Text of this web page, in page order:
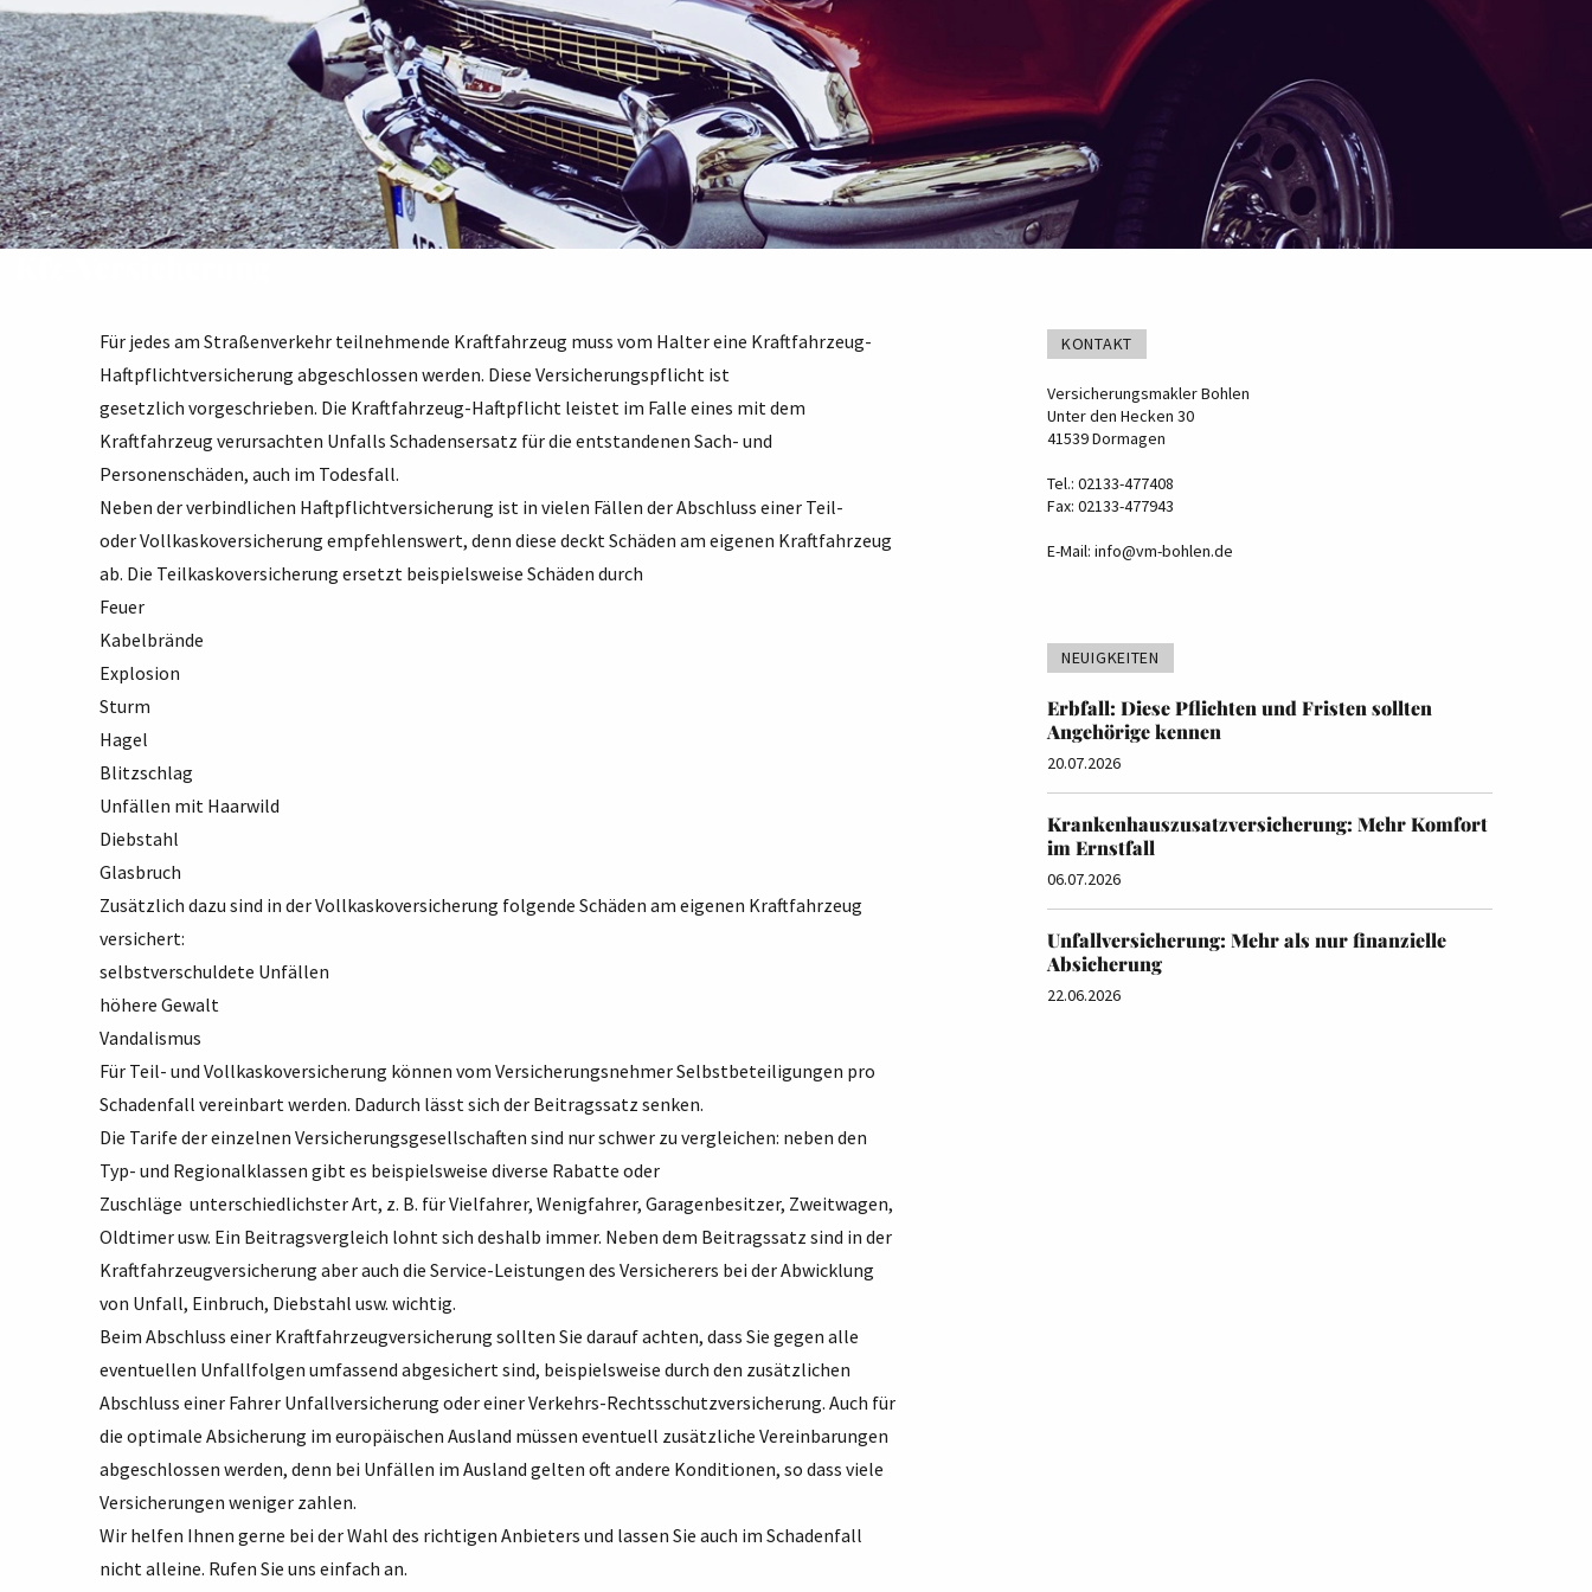
Für jedes am Straßenverkehr teilnehmende Kraftfahrzeug muss vom Halter eine Kraftfahrzeug-
Haftpflichtversicherung abgeschlossen werden. Diese Versicherungspflicht ist
gesetzlich vorgeschrieben. Die Kraftfahrzeug-Haftpflicht leistet im Falle eines mit dem
Kraftfahrzeug verursachten Unfalls Schadensersatz für die entstandenen Sach- und
Personenschäden, auch im Todesfall.
Neben der verbindlichen Haftpflichtversicherung ist in vielen Fällen der Abschluss einer Teil-
oder Vollkaskoversicherung empfehlenswert, denn diese deckt Schäden am eigenen Kraftfahrzeug
ab. Die Teilkaskoversicherung ersetzt beispielsweise Schäden durch
Feuer
Kabelbrände
Explosion
Sturm
Hagel
Blitzschlag
Unfällen mit Haarwild
Diebstahl
Glasbruch
Zusätzlich dazu sind in der Vollkaskoversicherung folgende Schäden am eigenen Kraftfahrzeug
versichert:
selbstverschuldete Unfällen
höhere Gewalt
Vandalismus
Für Teil- und Vollkaskoversicherung können vom Versicherungsnehmer Selbstbeteiligungen pro
Schadenfall vereinbart werden. Dadurch lässt sich der Beitragssatz senken.
Die Tarife der einzelnen Versicherungsgesellschaften sind nur schwer zu vergleichen: neben den
Typ- und Regionalklassen gibt es beispielsweise diverse Rabatte oder
Zuschläge unterschiedlichster Art, z. B. für Vielfahrer, Wenigfahrer, Garagenbesitzer, Zweitwagen,
Oldtimer usw. Ein Beitragsvergleich lohnt sich deshalb immer. Neben dem Beitragssatz sind in der
Kraftfahrzeugversicherung aber auch die Service-Leistungen des Versicherers bei der Abwicklung
von Unfall, Einbruch, Diebstahl usw. wichtig.
Beim Abschluss einer Kraftfahrzeugversicherung sollten Sie darauf achten, dass Sie gegen alle
eventuellen Unfallfolgen umfassend abgesichert sind, beispielsweise durch den zusätzlichen
Abschluss einer Fahrer Unfallversicherung oder einer Verkehrs-Rechtsschutzversicherung. Auch für
die optimale Absicherung im europäischen Ausland müssen eventuell zusätzliche Vereinbarungen
abgeschlossen werden, denn bei Unfällen im Ausland gelten oft andere Konditionen, so dass viele
Versicherungen weniger zahlen.
Wir helfen Ihnen gerne bei der Wahl des richtigen Anbieters und lassen Sie auch im Schadenfall
nicht alleine. Rufen Sie uns einfach an.
KONTAKT
Versicherungsmakler Bohlen
Unter den Hecken 30
41539 Dormagen
Tel.: 02133-477408
Fax: 02133-477943
E-Mail: info@vm-bohlen.de
NEUIGKEITEN
Erbfall: Diese Pflichten und Fristen sollten
Angehörige kennen
20.07.2026
Krankenhauszusatzversicherung: Mehr Komfort
im Ernstfall
06.07.2026
Unfallversicherung: Mehr als nur finanzielle
Absicherung
22.06.2026